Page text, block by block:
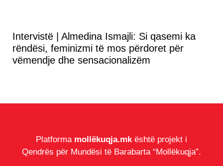
Intervistë | Almedina Ismajli: Si qasemi ka
rëndësi, feminizmi të mos përdoret për
vëmendje dhe sensacionalizëm
Platforma mollëkuqja.mk është projekt i
Qendrës për Mundësi të Barabarta “Mollëkuqja”.